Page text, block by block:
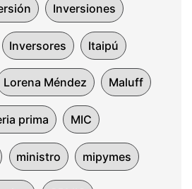
Inversiones
Inversores Itaipú
Lorena Méndez Maluff
prima MIC
ministro mipymes